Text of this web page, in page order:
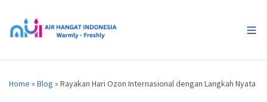
Home » Blog » Rayakan Hari Ozon Internasional dengan Langkah Nyata